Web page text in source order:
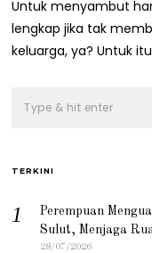
0
2
2
Untuk menyambut
lengkap jika tak
keluarga, ya? Untuk
TERKINI
Perempuan
Sulut, Menjaga
28/07/2026